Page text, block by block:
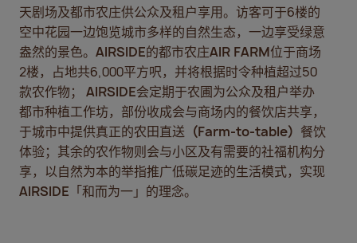
天剧场及都市农庄供公众及租户享用。访客可于6楼的
空中花园一边饱览城市多样的自然生态，一边享受绿意
盎然的景色。 AIRSIDE的都市农庄AIR FARM位于商场
2楼，占地共6,000平方呎，并将根据时令种植超过50
款农作物； AIRSIDE会定期于农圃为公众及租户举办
都市种植工作坊，部份收成会与商场内的餐饮店共享，
于城市中提供真正的农田直送 （Farm-to-table） 餐饮
体验；其余的农作物则会与小区及有需要的社福机构分
享，以自然为本的举指推广低碳足迹的生活模式，实现
AIRSIDE 「和而为一」的理念。
明：请注意，本集团任何公司成员以及其任何董事、管理人
理人或代表，均不就任何因登访任何该等虚假网站，或透过
网站或任何其各自的运营者进行任何投资或付款（无论如何进
或与该等虚假网站或任何其各自的运营者进行任何交易而遭
何（无论是直接还是间接的）损失、 损害或责任而承担任何